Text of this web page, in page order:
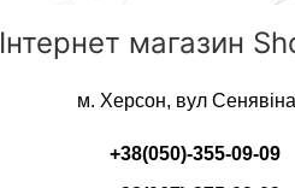
Інтернет магазин
м. Херсон, вул
+38(050)-355-09-09